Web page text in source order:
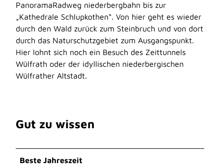
PanoramaRadweg niederbergbahn bis zur
„Kathedrale Schlupkothen“. Von hier geht es wieder
durch den Wald zurück zum Steinbruch und von dort
durch das Naturschutzgebiet zum Ausgangspunkt.
Hier lohnt sich noch ein Besuch des Zeittunnels
Wülfrath oder der idyllischen niederbergischen
Wülfrather Altstadt.
Gut zu wissen
Beste Jahreszeit